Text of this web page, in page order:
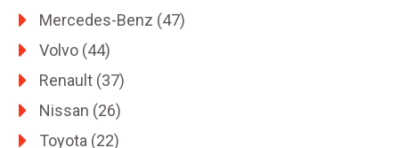
Mercedes-Benz (47)
Volvo (44)
Renault (37)
Nissan (26)
Toyota (22)